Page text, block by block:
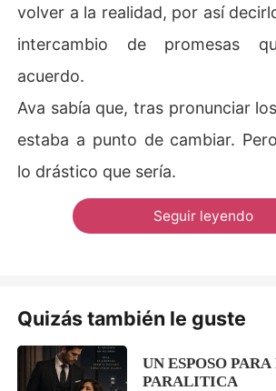
volver a la realidad, por así
intercambio de promesas
acuerdo.
Ava sabía que, tras pronunciar
estaba a punto de cambiar.
lo drástico que sería.
Seguir leyendo
Quizás también le guste
UN ESPOSO
PARALITICA